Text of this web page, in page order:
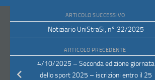
ARTICOLO SUCCESSIVO
Notiziario UniStraSi, n° 32/2025
ARTICOLO PRECEDENTE
4/10/2025 – Seconda edizione giornata
dello sport 2025 – iscrizioni entro il 25